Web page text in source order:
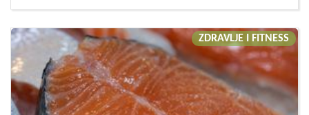
ZDRAVLJE I FITNESS